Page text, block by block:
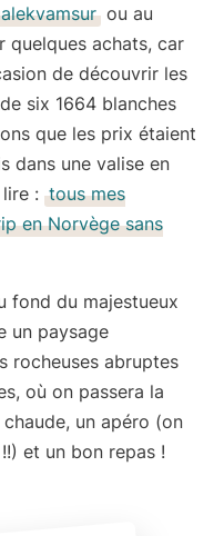
ou au
quelques achats, car
de découvrir les
six 1664 blanches
que les prix étaient
dans une valise en
: tous mes
en Norvège sans
fond du majestueux
un paysage
rocheuses abruptes
où on passera la
, un apéro (on
et un bon repas !